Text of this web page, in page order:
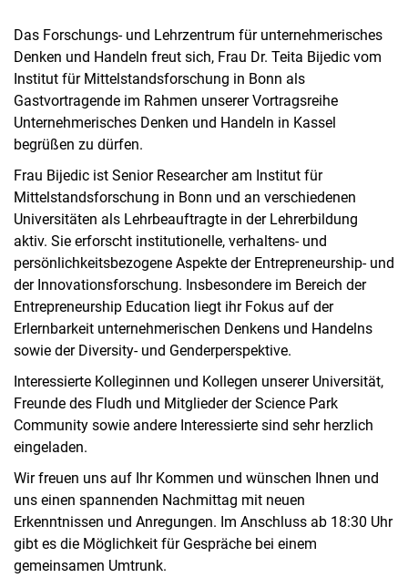
Das Forschungs- und Lehrzentrum für unternehmerisches
Denken und Handeln freut sich, Frau Dr. Teita Bijedic vom
Institut für Mittelstandsforschung in Bonn als
Gastvortragende im Rahmen unserer Vortragsreihe
Unternehmerisches Denken und Handeln in Kassel
begrüßen zu dürfen.
Frau Bijedic ist Senior Researcher am Institut für
Mittelstandsforschung in Bonn und an verschiedenen
Universitäten als Lehrbeauftragte in der Lehrerbildung
aktiv. Sie erforscht institutionelle, verhaltens- und
persönlichkeitsbezogene Aspekte der Entrepreneurship- und
der Innovationsforschung. Insbesondere im Bereich der
Entrepreneurship Education liegt ihr Fokus auf der
Erlernbarkeit unternehmerischen Denkens und Handelns
sowie der Diversity- und Genderperspektive.
Interessierte Kolleginnen und Kollegen unserer Universität,
Freunde des Fludh und Mitglieder der Science Park
Community sowie andere Interessierte sind sehr herzlich
eingeladen.
Wir freuen uns auf Ihr Kommen und wünschen Ihnen und
uns einen spannenden Nachmittag mit neuen
Erkenntnissen und Anregungen. Im Anschluss ab 18:30 Uhr
gibt es die Möglichkeit für Gespräche bei einem
gemeinsamen Umtrunk.